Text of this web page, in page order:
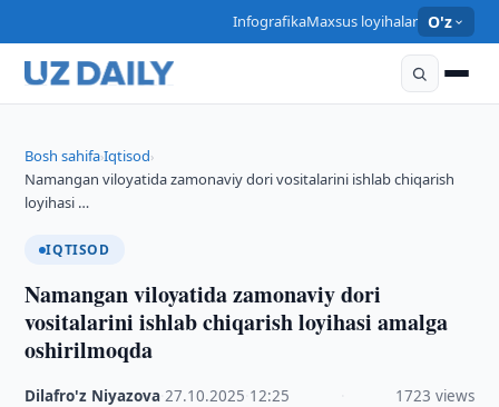
InfografikaMaxsus loyihalar O'z
Bosh sahifa›Iqtisod›
Namangan viloyatida zamonaviy dori vositalarini ishlab chiqarish
loyihasi …
IQTISOD
Namangan viloyatida zamonaviy dori
vositalarini ishlab chiqarish loyihasi amalga
oshirilmoqda
Dilafro'z Niyazova ·27.10.2025 12:25 1723 views